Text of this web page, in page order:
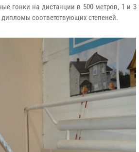
гонки на дистанции в 500 метров, 1 и 3
соответствующих степеней.